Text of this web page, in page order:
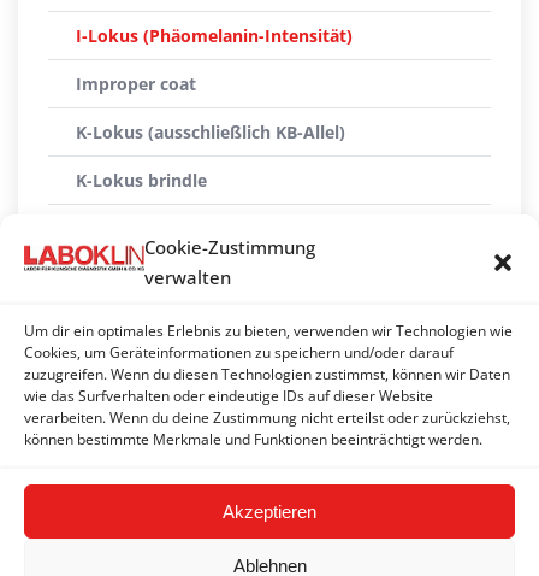
Cookie-Zustimmung
verwalten
Um dir ein optimales Erlebnis zu bieten, verwenden wir Technologien wie
Cookies, um Geräteinformationen zu speichern und/oder darauf
zuzugreifen. Wenn du diesen Technologien zustimmst, können wir Daten
wie das Surfverhalten oder eindeutige IDs auf dieser Website
verarbeiten. Wenn du deine Zustimmung nicht erteilst oder zurückziehst,
können bestimmte Merkmale und Funktionen beeinträchtigt werden.
Akzeptieren
Ablehnen
I-Lokus (Phäomelanin-Intensität)
Improper coat
K-Lokus (ausschließlich KB-Allel)
K-Lokus brindle
m und Mosaike)
S-Lokus (Weißscheckung, Piebald)
Saddle-tan
Ticking (Tüpfelung, Stichelung, Schimmelung)